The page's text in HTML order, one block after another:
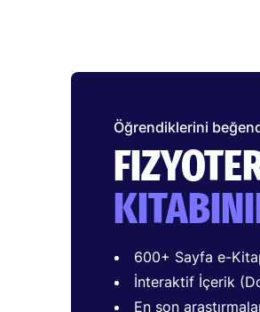
Öğrendiklerini
600+ Sayfa e-
İnteraktif İçerik
En son